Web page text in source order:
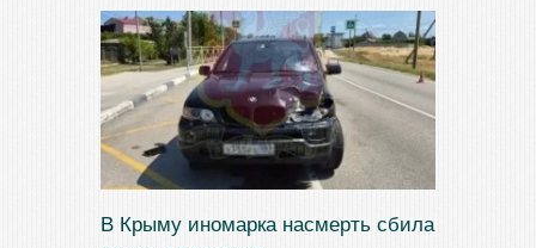
В Крыму иномарка насмерть сбила